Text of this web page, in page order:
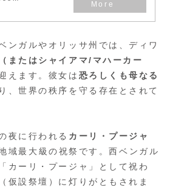
ンガルやオリッサ州では、ディワ
またはシャイアマ/マハーカー
えます。彼女は 恐ろしくも母なる
、世界の秩序を守る存在とされて
夜に行われる カーリ・プージャ
域最大級の祝祭です。西ベンガル
カーリ・プージャ」として祝わ
仮設祭壇）に灯りがともされま